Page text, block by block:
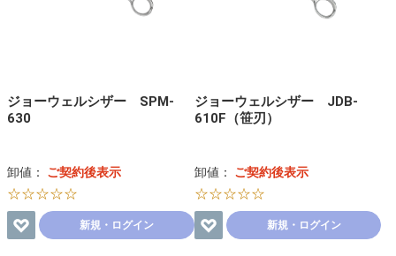
ジョーウェルシザー SPM-
630
卸値： ご契約後表示
☆☆☆☆☆
新規・ログイン
ジョーウェルシザー JDB-
610F（笹刃）
卸値： ご契約後表示
☆☆☆☆☆
新規・ログイン